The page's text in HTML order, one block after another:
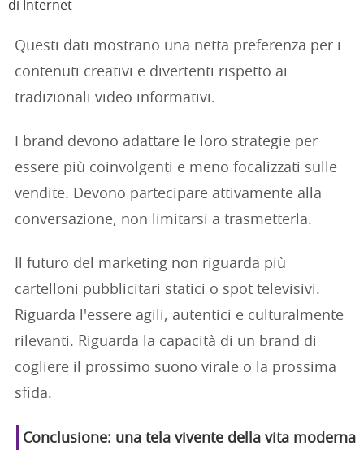
di Internet
Questi dati mostrano una netta preferenza per i
contenuti creativi e divertenti rispetto ai
tradizionali video informativi.
I brand devono adattare le loro strategie per
essere più coinvolgenti e meno focalizzati sulle
vendite. Devono partecipare attivamente alla
conversazione, non limitarsi a trasmetterla.
Il futuro del marketing non riguarda più
cartelloni pubblicitari statici o spot televisivi.
Riguarda l'essere agili, autentici e culturalmente
rilevanti. Riguarda la capacità di un brand di
cogliere il prossimo suono virale o la prossima
sfida.
Conclusione: una tela vivente della vita moderna